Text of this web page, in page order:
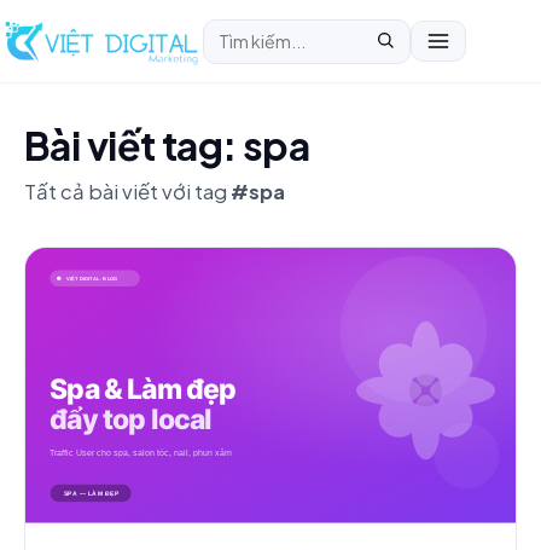
Bài viết tag: spa
Tất cả bài viết với tag #spa